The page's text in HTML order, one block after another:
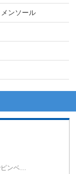
ンソール
ホーニーのマンゴーがとても美味しかったのでピンベリーも購入してみました